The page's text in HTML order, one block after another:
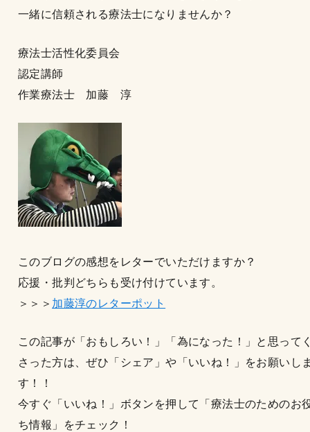
一緒に信頼される療法士になりませんか？
療法士活性化委員会
認定講師
作業療法士 加藤 淳
このブログの感想をレターでいただけますか？
応援・批判どちらも受け付けています。
＞＞＞ 加藤淳のレターポット
この記事が「おもしろい！」「為になった！」と思って
さった方は、ぜひ「シェア」や「いいね！」をお願いし
す！！
今すぐ「いいね！」ボタンを押して「療法士のためのお
ち情報」をチェック！